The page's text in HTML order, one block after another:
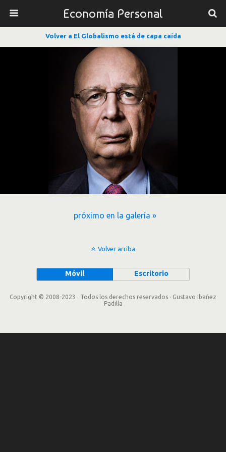
Economía Personal
Volver a El Globalismo está de capa caída
próximo en la galería »
Volver arriba
Móvil Escritorio
Copyright © 2008-2023 · Todos los derechos reservados · Gustavo Ibañez
Padilla